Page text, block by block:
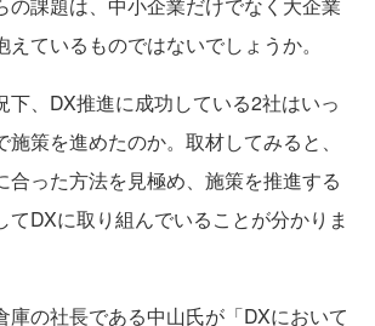
の課題は、中小企業だけでなく大企業
ているものではないでしょうか。
、DX推進に成功している2社はいっ
策を進めたのか。取材してみると、
合った方法を見極め、施策を推進する
てDXに取り組んでいることが分かりま
の社長である中山氏が「DXにおいて